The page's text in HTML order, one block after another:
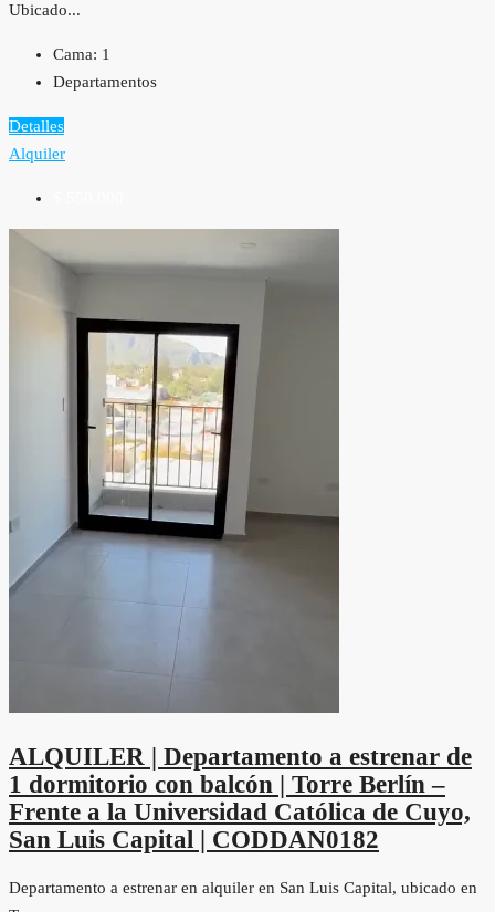
Ubicado...
Cama: 1
Departamentos
Detalles
Alquiler
ALQUILER | Departamento a estrenar de
1 dormitorio con balcón | Torre Berlín –
Frente a la Universidad Católica de Cuyo,
San Luis Capital | CODDAN0182
Departamento a estrenar en alquiler en San Luis Capital, ubicado en